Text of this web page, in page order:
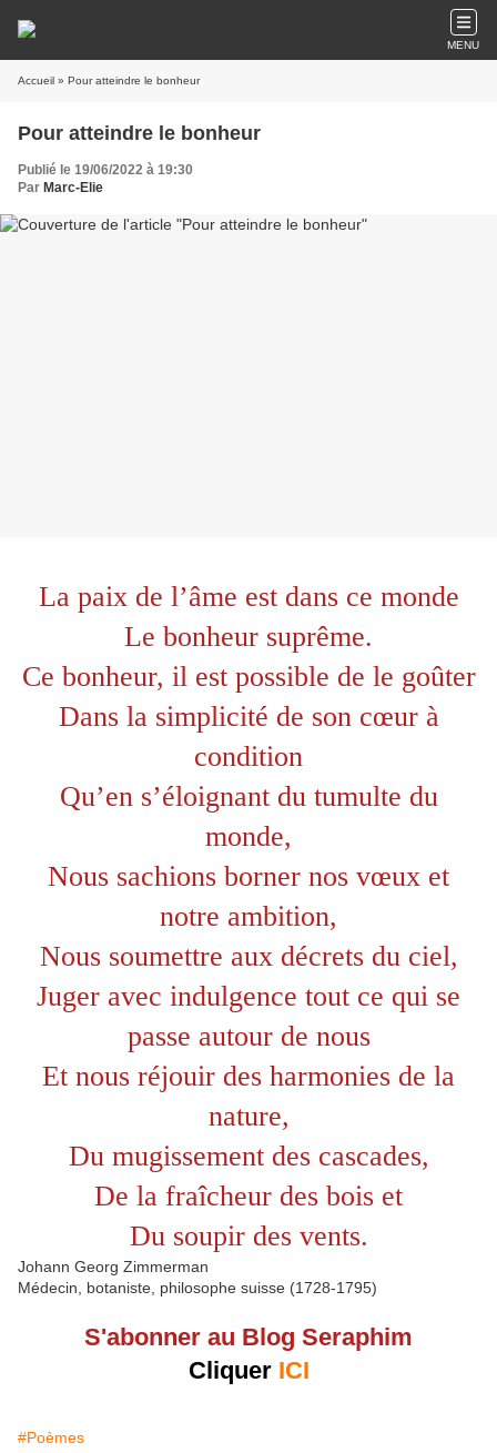
MENU
Accueil » Pour atteindre le bonheur
Pour atteindre le bonheur
Publié le 19/06/2022 à 19:30
Par Marc-Elie
La paix de l’âme est dans ce monde
Le bonheur suprême.
Ce bonheur, il est possible de le goûter
Dans la simplicité de son cœur à
condition
Qu’en s’éloignant du tumulte du
monde,
Nous sachions borner nos vœux et
notre ambition,
Nous soumettre aux décrets du ciel,
Juger avec indulgence tout ce qui se
passe autour de nous
Et nous réjouir des harmonies de la
nature,
Du mugissement des cascades,
De la fraîcheur des bois et
Du soupir des vents.
Johann Georg Zimmerman
Médecin, botaniste, philosophe suisse (1728-1795)
S'abonner au Blog Seraphim
Cliquer ICI
#Poèmes